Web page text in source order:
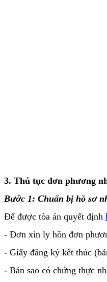
3. Thủ tục đơn phương
Bước 1: Chuẩn bị hồ sơ
Để được tòa án quyết định
- Đơn xin ly hôn đơn
- Giấy đăng ký kết thúc
- Bản sao có chứng thực